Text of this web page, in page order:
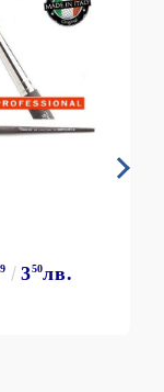
350лв.